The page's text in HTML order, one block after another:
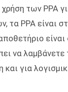
των PPA
τα PPA είναι
είναι
να
και για